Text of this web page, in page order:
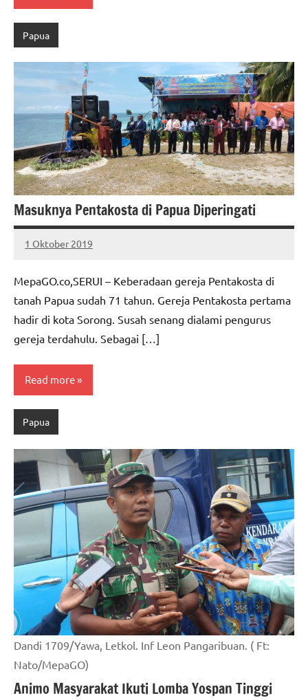
Papua
Masuknya Pentakosta di Papua Diperingati
1 Oktober 2019
MEPAGO
No
MepaGO.co,SERUI – Keberadaan gereja Pentakosta di
tanah Papua sudah 71 tahun. Gereja Pentakosta pertama
hadir di kota Sorong. Susah senang dialami pengurus
gereja terdahulu. Sebagai […]
Read more
Papua
Dandi 1709/Yawa, Letkol. Inf Leon Pangaribuan. ( Ft:
Nato/MepaGO)
Animo Masyarakat Ikuti Lomba Yospan Tinggi